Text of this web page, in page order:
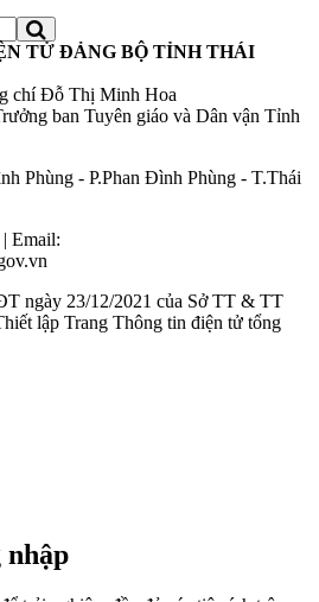
TỬ ĐẢNG BỘ TỈNH THÁI
chí Đỗ Thị Minh Hoa
ban Tuyên giáo và Dân vận Tỉnh
Phùng - P.Phan Đình Phùng - T.Thái
Email:
ngày 23/12/2021 của Sở TT & TT
lập Trang Thông tin điện tử tổng
nhập